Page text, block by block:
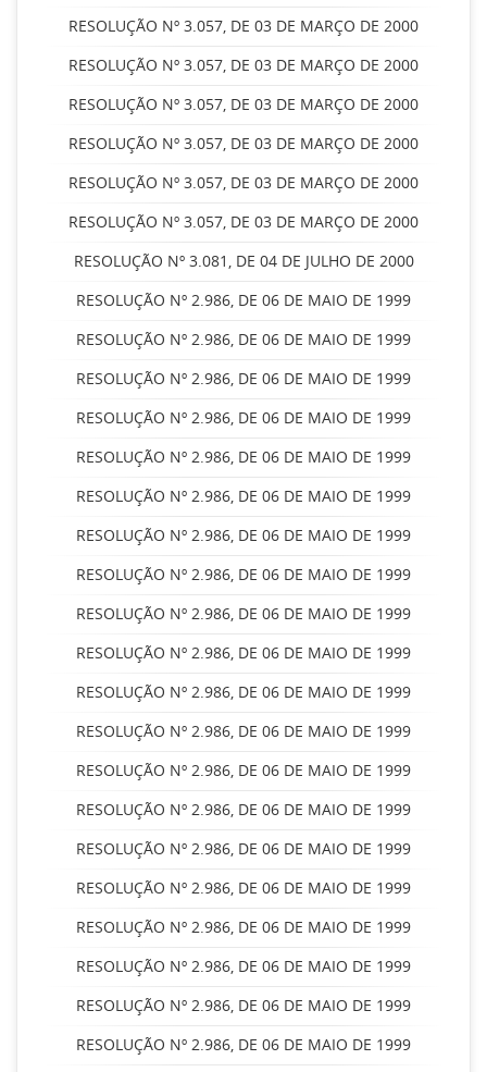
RESOLUÇÃO Nº 3.057, DE 03 DE MARÇO DE 2000
RESOLUÇÃO Nº 3.057, DE 03 DE MARÇO DE 2000
RESOLUÇÃO Nº 3.057, DE 03 DE MARÇO DE 2000
RESOLUÇÃO Nº 3.057, DE 03 DE MARÇO DE 2000
RESOLUÇÃO Nº 3.057, DE 03 DE MARÇO DE 2000
RESOLUÇÃO Nº 3.057, DE 03 DE MARÇO DE 2000
RESOLUÇÃO Nº 3.081, DE 04 DE JULHO DE 2000
RESOLUÇÃO Nº 2.986, DE 06 DE MAIO DE 1999
RESOLUÇÃO Nº 2.986, DE 06 DE MAIO DE 1999
RESOLUÇÃO Nº 2.986, DE 06 DE MAIO DE 1999
RESOLUÇÃO Nº 2.986, DE 06 DE MAIO DE 1999
RESOLUÇÃO Nº 2.986, DE 06 DE MAIO DE 1999
RESOLUÇÃO Nº 2.986, DE 06 DE MAIO DE 1999
RESOLUÇÃO Nº 2.986, DE 06 DE MAIO DE 1999
RESOLUÇÃO Nº 2.986, DE 06 DE MAIO DE 1999
RESOLUÇÃO Nº 2.986, DE 06 DE MAIO DE 1999
RESOLUÇÃO Nº 2.986, DE 06 DE MAIO DE 1999
RESOLUÇÃO Nº 2.986, DE 06 DE MAIO DE 1999
RESOLUÇÃO Nº 2.986, DE 06 DE MAIO DE 1999
RESOLUÇÃO Nº 2.986, DE 06 DE MAIO DE 1999
RESOLUÇÃO Nº 2.986, DE 06 DE MAIO DE 1999
RESOLUÇÃO Nº 2.986, DE 06 DE MAIO DE 1999
RESOLUÇÃO Nº 2.986, DE 06 DE MAIO DE 1999
RESOLUÇÃO Nº 2.986, DE 06 DE MAIO DE 1999
RESOLUÇÃO Nº 2.986, DE 06 DE MAIO DE 1999
RESOLUÇÃO Nº 2.986, DE 06 DE MAIO DE 1999
RESOLUÇÃO Nº 2.986, DE 06 DE MAIO DE 1999